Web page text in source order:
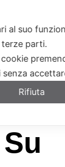
CHI SIAMO
al suo
parti.
Rifiuta